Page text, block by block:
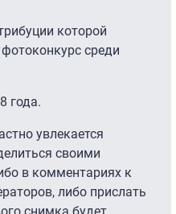
которой
среди
года.
увлекается
своими
в комментариях к
либо прислать
снимка будет